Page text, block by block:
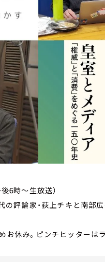
6時～生放送）
の評論家・荻上チキと南部
休み。ピンチヒッターは